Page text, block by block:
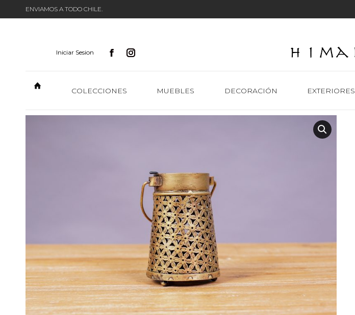
ENVIAMOS A TODO CHILE.
Iniciar Sesion
COLECCIONES MUEBLES DECORACIÓN EXTERIORES